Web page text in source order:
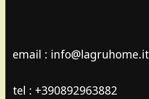
email : info@lagruhome.it
tel : +390892963882